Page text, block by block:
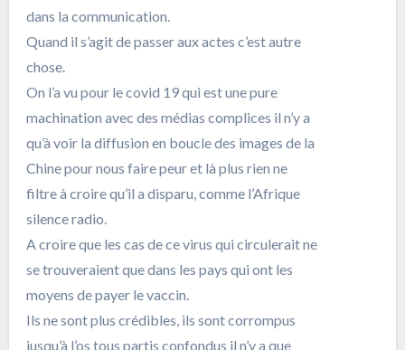
dans la communication.
Quand il s’agit de passer aux actes c’est autre
chose.
On l’a vu pour le covid 19 qui est une pure
machination avec des médias complices il n’y a
qu’à voir la diffusion en boucle des images de la
Chine pour nous faire peur et là plus rien ne
filtre à croire qu’il a disparu, comme l’Afrique
silence radio.
A croire que les cas de ce virus qui circulerait ne
se trouveraient que dans les pays qui ont les
moyens de payer le vaccin.
Ils ne sont plus crédibles, ils sont corrompus
jusqu’à l’os tous partis confondus il n’y a que